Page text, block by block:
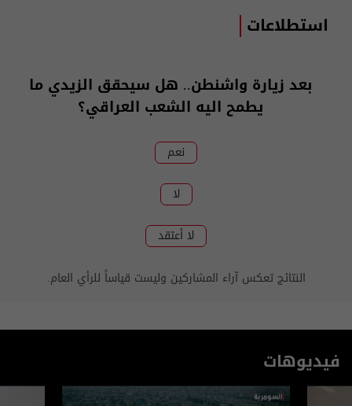
استطلاعات
بعد زيارة واشنطن.. هل سيحقق الزيدي ما
يطمح اليه الشعب العراقي؟
نعم
لا
لا أعتقد
النتائج تعكس آراء المشاركين وليست قياساً للرأي العام.
فيديوهات